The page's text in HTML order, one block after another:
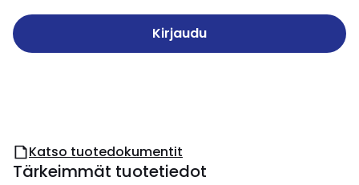
Kirjaudu
Katso tuotedokumentit
Tärkeimmät tuotetiedot